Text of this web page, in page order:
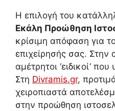
Η επιλογή του
Εκάλη Προώθηση
κρίσιμη απόφαση για
επιχείρησής σας.
αμέτρητοι ‘ειδικοί’
Στη Divramis.gr,
χειροπιαστά
στην προώθηση